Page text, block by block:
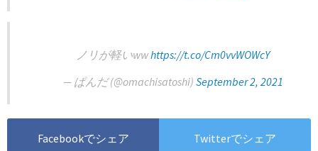
ノリが軽いwwhttps://t.co/Cm0vvWOWcY
— ぱんだ (@omachisatoshi) September 2, 2021
Facebookでシェア Twitterでシェア